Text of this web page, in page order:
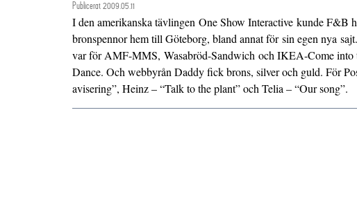
Publicerat 2009.05.11
I den amerikanska tävlingen One Show Interactive kunde F&B
bronspennor hem till Göteborg, bland annat för sin egen nya sajt
var för AMF-MMS, Wasabröd-Sandwich och IKEA-Come into
Dance. Och webbyrån Daddy fick brons, silver och guld. För
avisering”, Heinz – “Talk to the plant” och Telia – “Our song”.